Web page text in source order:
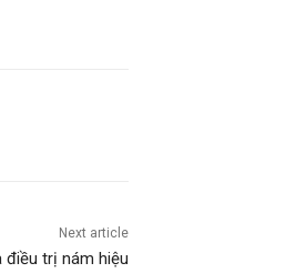
Next article
điều trị nám hiệu